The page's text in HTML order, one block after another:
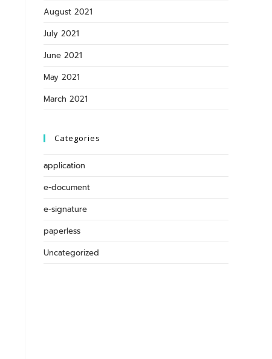
August 2021
July 2021
June 2021
May 2021
March 2021
Categories
application
e-document
e-signature
paperless
Uncategorized